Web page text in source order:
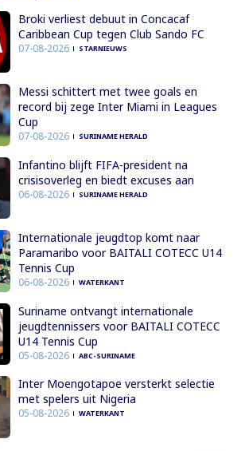
Broki verliest debuut in Concacaf
Caribbean Cup tegen Club Sando FC
07-08-2026 STARNIEUWS
Messi schittert met twee goals en
record bij zege Inter Miami in Leagues
Cup
07-08-2026 SURINAME HERALD
Infantino blijft FIFA-president na
crisisoverleg en biedt excuses aan
06-08-2026 SURINAME HERALD
Internationale jeugdtop komt naar
Paramaribo voor BAITALI COTECC U14
Tennis Cup
06-08-2026 WATERKANT
Suriname ontvangt internationale
jeugdtennissers voor BAITALI COTECC
U14 Tennis Cup
05-08-2026 ABC-SURINAME
Inter Moengotapoe versterkt selectie
met spelers uit Nigeria
05-08-2026 WATERKANT